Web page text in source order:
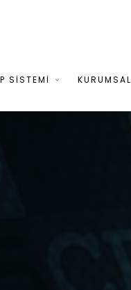
SİSTEMİ KURUMSAL